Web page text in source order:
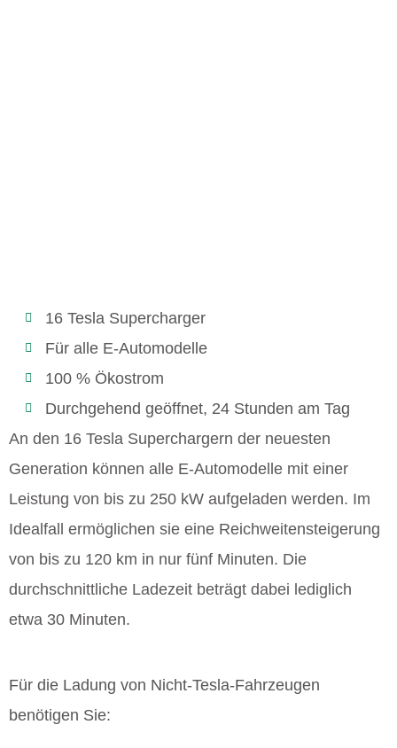
16 Tesla Supercharger
Für alle E-Automodelle
100 % Ökostrom
Durchgehend geöffnet, 24 Stunden am Tag
An den 16 Tesla Superchargern der neuesten
Generation können alle E-Automodelle mit einer
Leistung von bis zu 250 kW aufgeladen werden. Im
Idealfall ermöglichen sie eine Reichweitensteigerung
von bis zu 120 km in nur fünf Minuten. Die
durchschnittliche Ladezeit beträgt dabei lediglich
etwa 30 Minuten.
Für die Ladung von Nicht-Tesla-Fahrzeugen
benötigen Sie: